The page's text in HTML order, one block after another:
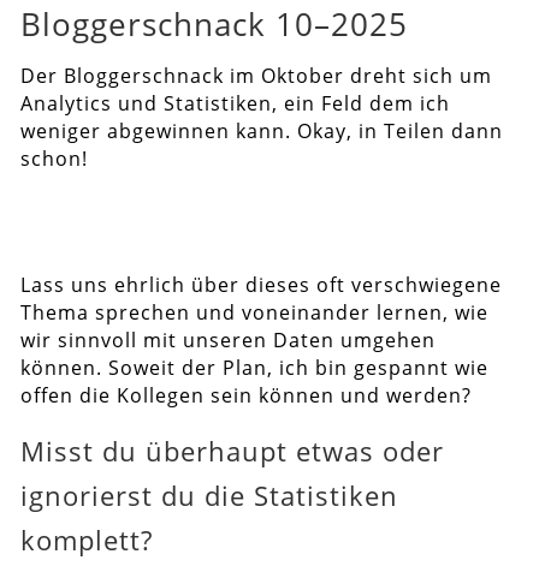
Bloggerschnack 10–2025
Der Bloggerschnack im Oktober dreht sich um
Analytics und Statistiken, ein Feld dem ich
weniger abgewinnen kann. Okay, in Teilen dann
schon!
Lass uns ehrlich über dieses oft verschwiegene
Thema sprechen und voneinander lernen, wie
wir sinnvoll mit unseren Daten umgehen
können. Soweit der Plan, ich bin gespannt wie
offen die Kollegen sein können und werden?
Misst du überhaupt etwas oder
ignorierst du die Statistiken
komplett?